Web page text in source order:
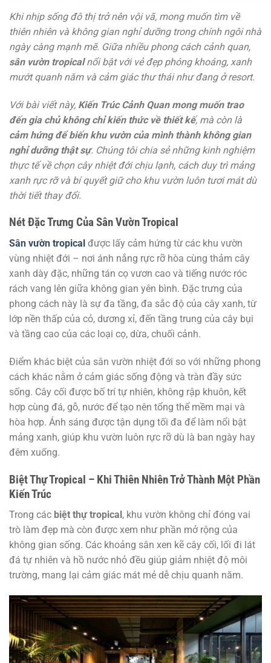
Khi nhịp sống đô thị trở nên vội vã, mong muốn tìm về
thiên nhiên và không gian nghỉ dưỡng trong chính ngôi nhà
ngày càng mạnh mẽ. Giữa nhiều phong cách cảnh quan,
sân vườn tropicalnổi bật với vẻ đẹp phóng khoáng, xanh
mướt quanh năm và cảm giác thư thái như đang ở resort.
Với bài viết này, Kiến Trúc Cảnh Quan mong muốn trao
đến gia chủ không chỉ kiến thức về thiết kế, mà còn là
cảm hứng để biến khu vườn của mình thành không gian
nghỉ dưỡng thật sự. Chúng tôi chia sẻ những kinh nghiệm
thực tế về chọn cây nhiệt đới chịu lạnh, cách duy trì mảng
xanh rực rỡ và bí quyết giữ cho khu vườn luôn tươi mát dù
thời tiết thay đổi.
Nét Đặc Trưng Của Sân Vườn Tropical
Sân vườn tropical được lấy cảm hứng từ các khu vườn
vùng nhiệt đới – nơi ánh nắng rực rỡ hòa cùng thảm cây
xanh dày đặc, những tán cọ vươn cao và tiếng nước róc
rách vang lên giữa không gian yên bình. Đặc trưng của
phong cách này là sự đa tầng, đa sắc độ của cây xanh, từ
lớp nền thấp của cỏ, dương xỉ, đến tầng trung của cây bụi
và tầng cao của các loại cọ, dừa, chuối cảnh.
Điểm khác biệt của sân vườn nhiệt đới so với những phong
cách khác nằm ở cảm giác sống động và tràn đầy sức
sống. Cây cối được bố trí tự nhiên, không rập khuôn, kết
hợp cùng đá, gỗ, nước để tạo nên tổng thể mềm mại và
hòa hợp. Ánh sáng được tận dụng tối đa để làm nổi bật
mảng xanh, giúp khu vườn luôn rực rỡ dù là ban ngày hay
đêm xuống.
Biệt Thự Tropical – Khi Thiên Nhiên Trở Thành Một Phần
Kiến Trúc
Trong các biệt thự tropical , khu vườn không chỉ đóng vai
trò làm đẹp mà còn được xem như phần mở rộng của
không gian sống. Các khoảng sân xen kẽ cây cối, lối đi lát
đá tự nhiên và hồ nước nhỏ đều giúp giảm nhiệt độ môi
trường, mang lại cảm giác mát mẻ dễ chịu quanh năm.